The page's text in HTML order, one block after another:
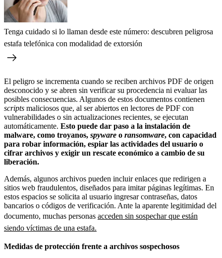
Tenga cuidado si lo llaman desde este número: descubren peligrosa
estafa telefónica con modalidad de extorsión
El peligro se incrementa cuando se reciben archivos PDF de origen
desconocido y se abren sin verificar su procedencia ni evaluar las
posibles consecuencias. Algunos de estos documentos contienen
scripts maliciosos que, al ser abiertos en lectores de PDF con
vulnerabilidades o sin actualizaciones recientes, se ejecutan
automáticamente. Esto puede dar paso a la instalación de
malware, como troyanos, spyware o ransomware, con capacidad
para robar información, espiar las actividades del usuario o
cifrar archivos y exigir un rescate económico a cambio de su
liberación.
Además, algunos archivos pueden incluir enlaces que redirigen a
sitios web fraudulentos, diseñados para imitar páginas legítimas. En
estos espacios se solicita al usuario ingresar contraseñas, datos
bancarios o códigos de verificación. Ante la aparente legitimidad del
documento, muchas personas acceden sin sospechar que están
siendo víctimas de una estafa.
Medidas de protección frente a archivos sospechosos